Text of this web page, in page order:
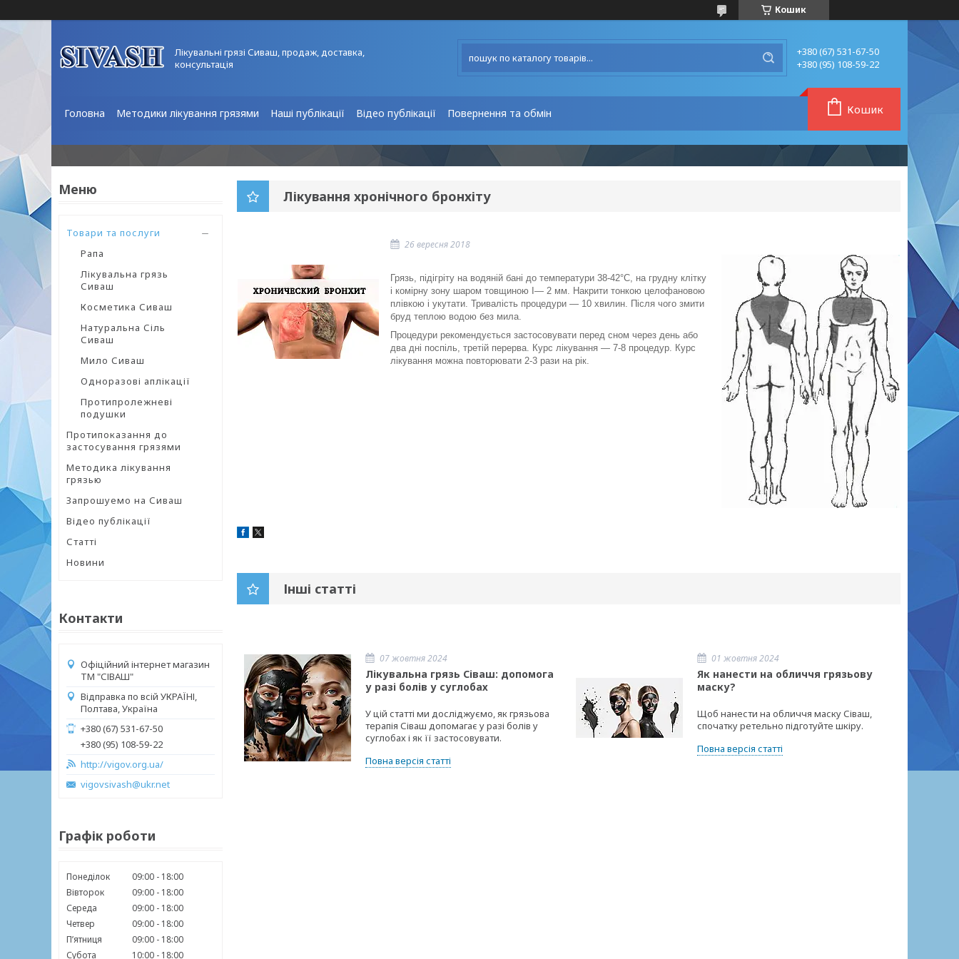
Кошик
Лікувальні грязі Сиваш, продаж, доставка,
консультація
+380 (67) 531-67-50
+380 (95) 108-59-22
Головна Методики лікування грязями Наші публікації Відео публікації Повернення та обмін Кошик
Товари та послуги
Рапа
Лікувальна грязь
Сиваш
Косметика Сиваш
Натуральна Сіль
Сиваш
Мило Сиваш
Одноразові аплікації
Протипролежневі
подушки
Протипоказання до
застосування грязями
Методика лікування
грязью
Запрошуемо на Сиваш
Відео публікації
Статті
Новини
Контакти
Офіційний інтернет магазин
ТМ "СІВАШ"
Відправка по всій УКРАЇНІ,
Полтава, Україна
+380 (67) 531-67-50
+380 (95) 108-59-22
http://vigov.org.ua/
vigovsivash@ukr.net
Графік роботи
Понеділок 09:00
18:00
Вівторок
09:00
18:00
Середа
09:00
18:00
Четвер
09:00
18:00
Пʼятниця
09:00
18:00
Субота
10:00 18:00
Лікування хронічного бронхіту
26 вересня 2018
Грязь, підігріту на водяній бані до температури 38-42°С, на грудну клітку
і комірну зону шаром товщиною І— 2 мм. Накрити тонкою целофановою
плівкою і укутати. Тривалість процедури — 10 хвилин. Після чого змити
бруд теплою водою без мила.
Процедури рекомендується застосовувати перед сном через день або
два дні поспіль, третій перерва. Курс лікування — 7-8 процедур. Курс
лікування можна повторювати 2-3 рази на рік.
Інші статті
07 жовтня 2024
Лікувальна грязь Сіваш: допомога
у разі болів у суглобах
У цій статті ми досліджуємо, як грязьова
терапія Сіваш допомагає у разі болів у
суглобах і як її застосовувати.
Повна версія статті
01 жовтня 2024
Як нанести на обличчя грязьову
маску?
Щоб нанести на обличчя маску Сіваш,
спочатку ретельно підготуйте шкіру.
Повна версія статті